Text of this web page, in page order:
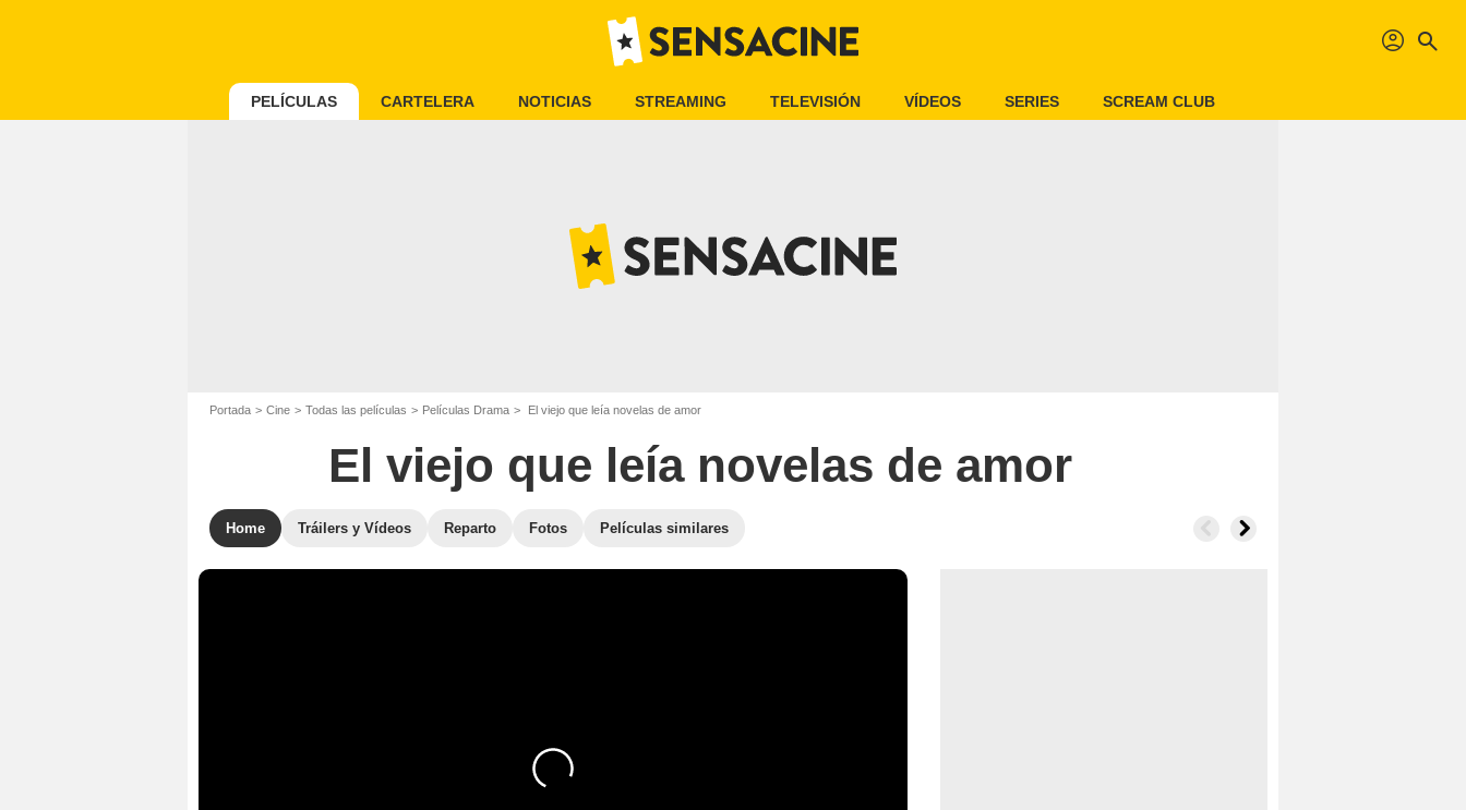
profil search
PELÍCULAS CARTELERA NOTICIAS STREAMING TELEVISIÓN VÍDEOS SERIES SCREAM CLUB
Portada Cine Todas las películas Películas Drama El viejo que leía novelas de amor
El viejo que leía novelas de amor
Home Tráilers y Vídeos Reparto Fotos Películas similares